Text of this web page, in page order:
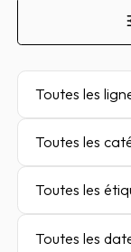
Toutes les
Toutes les
Toutes les
Toutes les